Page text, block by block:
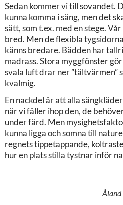
Sedan kommer vi till sovandet.
kunna komma i säng, men det
sätt, som t.ex. med en stege.
bred. Men de flexibla
känns bredare. Bädden har
madrass. Stora myggfönster
svala luft drar ner ”tältvärmen”
kvalmig.
En nackdel är att alla
när vi fäller ihop den, de
under färd. Men
kunna ligga och somna till
regnets tippetappande,
hur en plats stilla tystnar inför
Åland